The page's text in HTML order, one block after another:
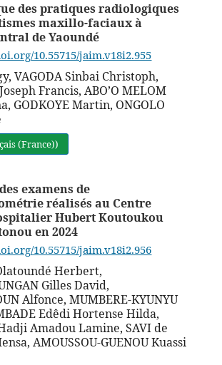
des pratiques radiologiques
maxillo-faciaux à
de Yaoundé
10.55715/jaim.v18i2.955
VAGODA Sinbai Christoph,
Francis, ABO’O MELOM
GODKOYE Martin, ONGOLO
(France))
examens de
réalisés au Centre
Hubert Koutoukou
en 2024
10.55715/jaim.v18i2.956
Herbert,
Gilles David,
Alfonce, MUMBERE-KYUNYU
Edêdi Hortense Hilda,
Amadou Lamine, SAVI de
AMOUSSOU-GUENOU Kuassi